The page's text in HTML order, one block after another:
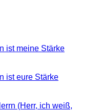
ist meine Stärke
ist eure Stärke
(Herr, ich weiß,